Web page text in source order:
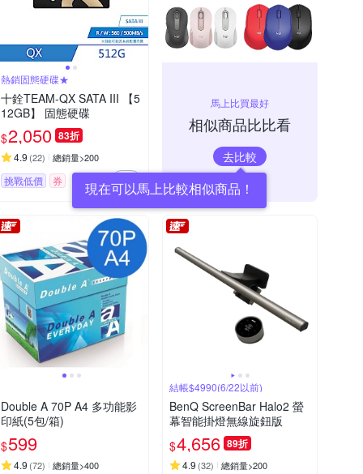
熱銷固態硬碟★
十銓TEAM-QX SATA III 【5
12GB】 固態硬碟
$2,050 83折
4.9 (22) 總銷量>200
挑戰低價 券
馬上比買最好
相似商品比比看
去比較
Double A 70P A4 多功能影
印紙(5包/箱)
$599
4.9 (72) 總銷量>400
結帳$4990(6/22以前)
BenQ ScreenBar Halo2 螢
幕智能掛燈無線旋鈕版
$4,656 89折
4.9 (32) 總銷量>200